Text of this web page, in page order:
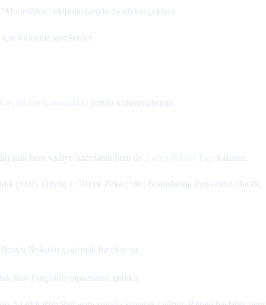
ekipmanlarıyla da dikkat çekiyor.
bilmeniz gerekenler.
portalı kullanmalısınız.
hem vadiye hazırlanın hem de kazanın.
(+60), Direnç (+70) ve Zeka (+80) bonuslarına ihtiyacınız olacak.
Nykos'u çağırmak bir ekip işi.
Ruh Parçaları toplamanız gerekir.